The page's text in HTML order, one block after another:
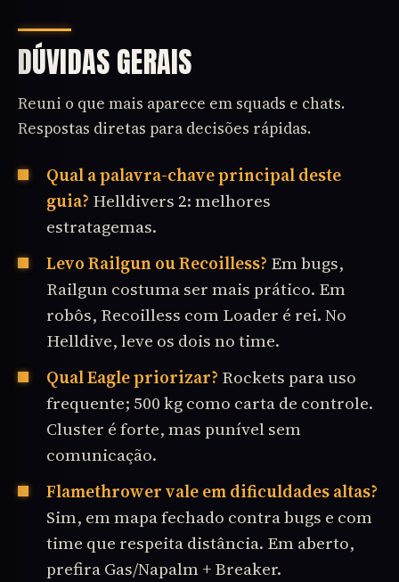
DÚVIDAS GERAIS
Reuni o que mais aparece em squads e chats.
Respostas diretas para decisões rápidas.
Qual a palavra-chave principal deste
guia? Helldivers 2: melhores
estratagemas.
Levo Railgun ou Recoilless? Em bugs,
Railgun costuma ser mais prático. Em
robôs, Recoilless com Loader é rei. No
Helldive, leve os dois no time.
Qual Eagle priorizar? Rockets para uso
frequente; 500 kg como carta de controle.
Cluster é forte, mas punível sem
comunicação.
Flamethrower vale em dificuldades altas?
Sim, em mapa fechado contra bugs e com
time que respeita distância. Em aberto,
prefira Gas/Napalm + Breaker.